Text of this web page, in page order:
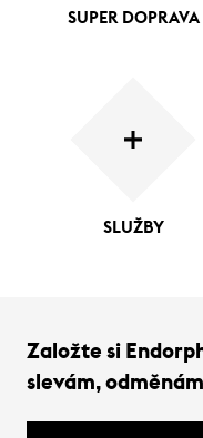
SUPER DOPRAVA
SLUŽBY
Založte si
slevám,